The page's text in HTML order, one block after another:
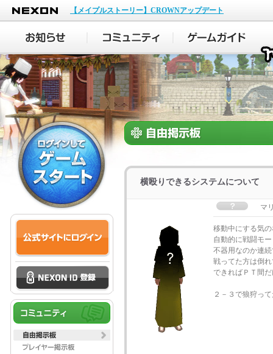
NEXON
【メイプルストーリー】CROWNアップデート
横殴りできるシステムについて
マ
移動中にする気
自動的に戦闘モ
不器用なのか連
戦ってた方は倒
できればＰＴ間
２－３で狼狩っ